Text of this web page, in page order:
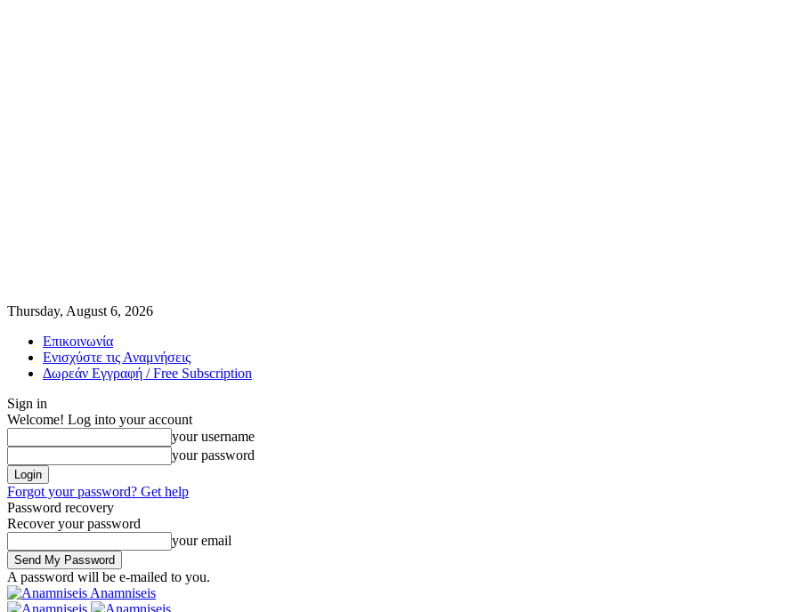
Thursday, August 6, 2026
Επικοινωνία
Ενισχύστε τις Αναμνήσεις
Δωρεάν Εγγραφή / Free Subscription
Sign in
Welcome! Log into your account
your username
your password
Forgot your password? Get help
Password recovery
Recover your password
your email
A password will be e-mailed to you.
Anamniseis